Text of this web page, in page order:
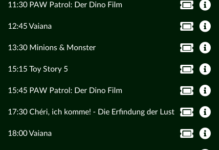
11:30 PAW Patrol: Der Dino Film
12:45 Vaiana
13:30 Minions & Monster
15:15 Toy Story 5
15:45 PAW Patrol: Der Dino Film
17:30 Chéri, ich komme! - Die Erfindung der Lust
18:00 Vaiana